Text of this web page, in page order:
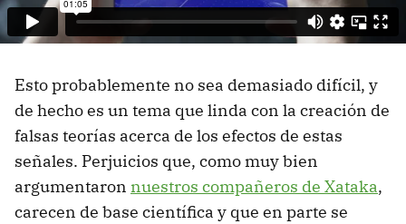
Esto probablemente no sea demasiado difícil, y
de hecho es un tema que linda con la creación de
falsas teorías acerca de los efectos de estas
señales. Perjuicios que, como muy bien
argumentaron nuestros compañeros de Xataka,
carecen de base científica y que en parte se